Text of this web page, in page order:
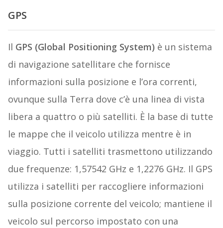
GPS
Il GPS (Global Positioning System) è un sistema
di navigazione satellitare che fornisce
informazioni sulla posizione e l’ora correnti,
ovunque sulla Terra dove c’è una linea di vista
libera a quattro o più satelliti. È la base di tutte
le mappe che il veicolo utilizza mentre è in
viaggio. Tutti i satelliti trasmettono utilizzando
due frequenze: 1,57542 GHz e 1,2276 GHz. Il GPS
utilizza i satelliti per raccogliere informazioni
sulla posizione corrente del veicolo; mantiene il
veicolo sul percorso impostato con una